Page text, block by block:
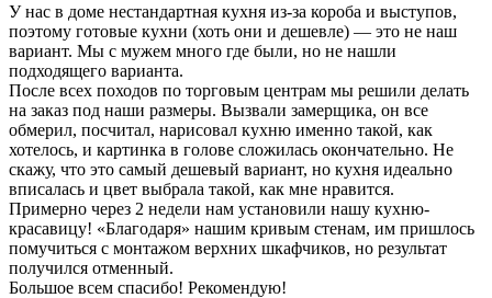
У нас в доме нестандартная кухня из-за короба и выступов,
поэтому готовые кухни (хоть они и дешевле) — это не наш
вариант. Мы с мужем много где были, но не нашли
подходящего варианта.
После всех походов по торговым центрам мы решили делать
на заказ под наши размеры. Вызвали замерщика, он все
обмерил, посчитал, нарисовал кухню именно такой, как
хотелось, и картинка в голове сложилась окончательно. Не
скажу, что это самый дешевый вариант, но кухня идеально
вписалась и цвет выбрала такой, как мне нравится.
Примерно через 2 недели нам установили нашу кухню-
красавицу! «Благодаря» нашим кривым стенам, им пришлось
помучиться с монтажом верхних шкафчиков, но результат
получился отменный.
Большое всем спасибо! Рекомендую!